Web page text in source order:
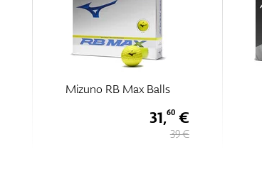
Mizuno Pro S Balls
44,55€
55 €